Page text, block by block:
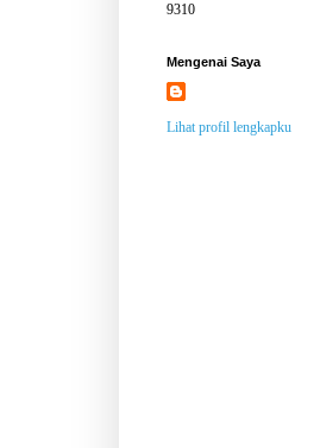
9310
Mengenai Saya
Lihat profil lengkapku